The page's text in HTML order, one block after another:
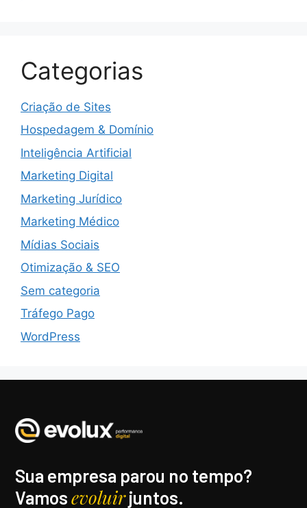
Categorias
Criação de Sites
Hospedagem & Domínio
Inteligência Artificial
Marketing Digital
Marketing Jurídico
Marketing Médico
Mídias Sociais
Otimização & SEO
Sem categoria
Tráfego Pago
WordPress
Sua empresa parou no tempo?
Vamosevoluirjuntos.